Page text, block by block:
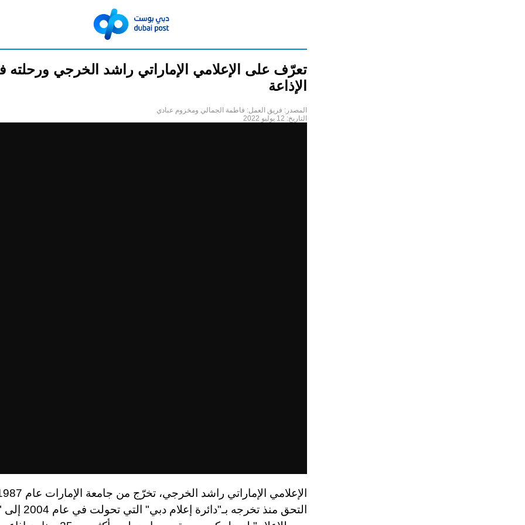
تعرّف على الإعلامي الإماراتي راشد الخرجي ورحلته
الإذاعة
المصدر: فريق العمل: فاطمة الجمالي ومخزوم عبادي
التاريخ: 12 يوليو 2022
التحق منذ تخرجه